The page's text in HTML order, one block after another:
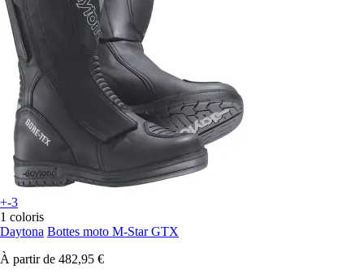
+-3
1 coloris
Daytona Bottes moto M-Star GTX
À partir de 482,95 €